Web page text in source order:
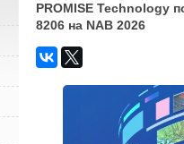
PROMISE Technology
8206 на NAB 2026